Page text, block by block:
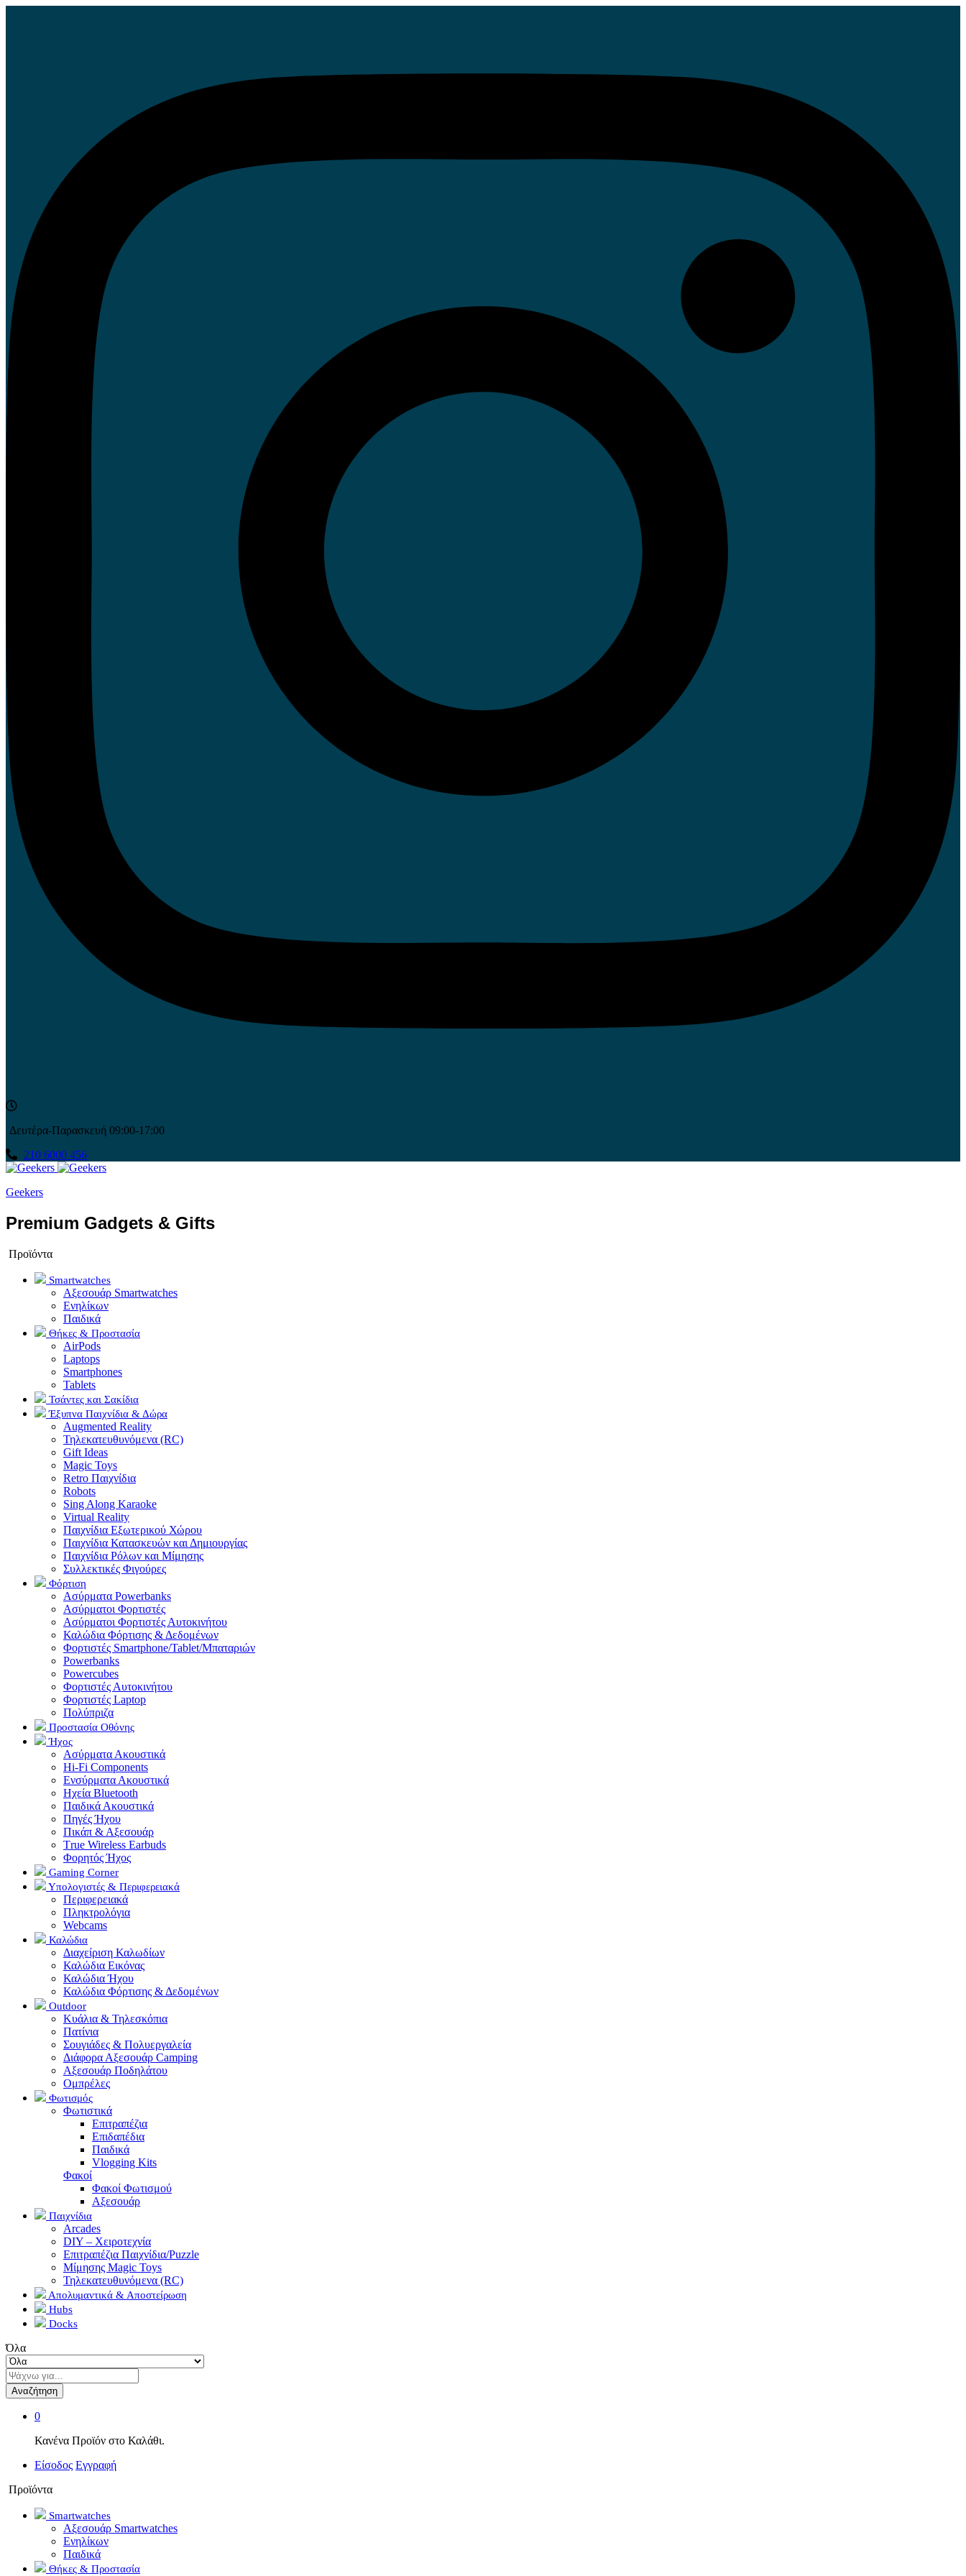
Δευτέρα-Παρασκευή 09:00-17:00
210 6000 456
Geekers
Premium Gadgets & Gifts
Προϊόντα
Smartwatches
Αξεσουάρ Smartwatches
Ενηλίκων
Παιδικά
Θήκες & Προστασία
AirPods
Laptops
Smartphones
Tablets
Τσάντες και Σακίδια
Έξυπνα Παιχνίδια & Δώρα
Augmented Reality
Τηλεκατευθυνόμενα (RC)
Gift Ideas
Magic Toys
Retro Παιχνίδια
Robots
Sing Along Karaoke
Virtual Reality
Παιχνίδια Εξωτερικού Χώρου
Παιχνίδια Κατασκευών και Δημιουργίας
Παιχνίδια Ρόλων και Μίμησης
Συλλεκτικές Φιγούρες
Φόρτιση
Ασύρματα Powerbanks
Aσύρματοι Φορτιστές
Ασύρματοι Φορτιστές Αυτοκινήτου
Καλώδια Φόρτισης & Δεδομένων
Φορτιστές Smartphone/Tablet/Μπαταριών
Powerbanks
Powercubes
Φορτιστές Αυτοκινήτου
Φορτιστές Laptop
Πολύπριζα
Προστασία Οθόνης
Ήχος
Ασύρματα Ακουστικά
Hi-Fi Components
Ενσύρματα Ακουστικά
Ηχεία Bluetooth
Παιδικά Ακουστικά
Πηγές Ήχου
Πικάπ & Αξεσουάρ
Τrue Wireless Earbuds
Φορητός Ήχος
Gaming Corner
Υπολογιστές & Περιφερειακά
Περιφερειακά
Πληκτρολόγια
Webcams
Καλώδια
Διαχείριση Καλωδίων
Καλώδια Εικόνας
Καλώδια Ήχου
Καλώδια Φόρτισης & Δεδομένων
Outdoor
Κυάλια & Τηλεσκόπια
Πατίνια
Σουγιάδες & Πολυεργαλεία
Διάφορα Αξεσουάρ Camping
Αξεσουάρ Ποδηλάτου
Ομπρέλες
Φωτισμός
Φωτιστικά
Επιτραπέζια
Επιδαπέδια
Παιδικά
Vlogging Kits
Φακοί
Φακοί Φωτισμού
Αξεσουάρ
Παιχνίδια
Arcades
DIY – Χειροτεχνία
Επιτραπέζια Παιχνίδια/Puzzle
Μίμησης Magic Toys
Τηλεκατευθυνόμενα (RC)
Απολυμαντικά & Αποστείρωση
Hubs
Docks
Όλα
Αναζήτηση
0
Κανένα Προϊόν στο Καλάθι.
Είσοδος Εγγραφή
Προϊόντα
Smartwatches
Αξεσουάρ Smartwatches
Ενηλίκων
Παιδικά
Θήκες & Προστασία